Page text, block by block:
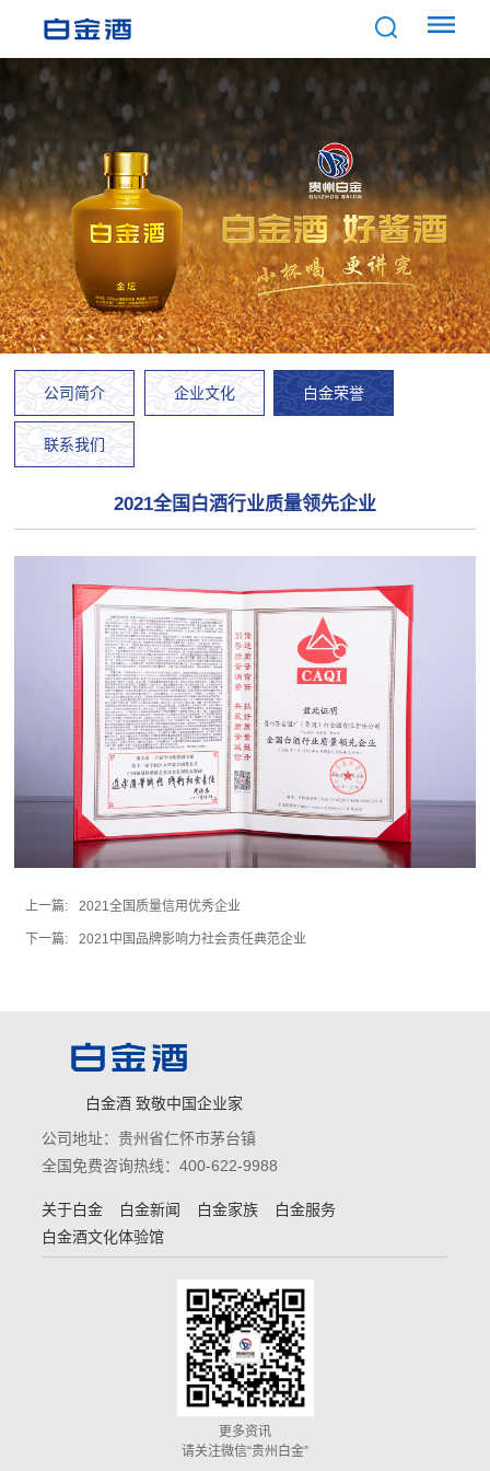
公司简介 企业文化 白金荣誉
联系我们
2021全国白酒行业质量领先企业
上一篇: 2021全国质量信用优秀企业
下一篇: 2021中国品牌影响力社会责任典范企业
白金酒 致敬中国企业家
公司地址：贵州省仁怀市茅台镇
全国免费咨询热线：400-622-9988
关于白金 白金新闻 白金家族
白金服务
白金酒文化体验馆
更多资讯
请关注微信“贵州白金”